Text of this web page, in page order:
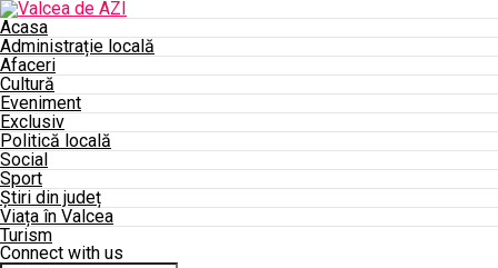
Acasa
Administrație locală
Afaceri
Cultură
Eveniment
Exclusiv
Politică locală
Social
Sport
Știri din județ
Viața în Valcea
Turism
Connect with us